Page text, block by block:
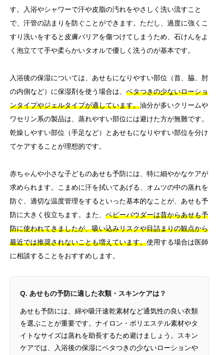
す。入浴やシャワーで汗や皮脂の汚れをやさしく洗い流すこと
で、汗管の詰まりを防ぐことができます。ただし、過度に強くこ
すり洗いをすると皮膚バリアを傷つけてしまうため、石けんをよ
く泡立てて手や柔らかいタオルで優しく洗うのが基本です。
入浴後の保湿については、あせもになりやすい部位（首、脇、肘
の内側など）に保湿剤を使う場合は、 ベタつきの少ないローショ
ンタイプやジェルタイプが適しています。油分が多いクリームや
ワセリン系の製品は、蒸れやすい部位には避けた方が無難です。
乾燥しやすい部位（手足など）とあせもになりやすい部位を分け
てケアすることが理想的です。
赤ちゃんや小さな子どものあせも予防には、特に細やかなケアが
求められます。こまめに汗を拭いてあげる、オムツの中の蒸れを
防ぐ、適切な温度管理をするといった基本的なことが、あせも予
防に大きく役立ちます。また、 ベビーパウダーは昔からあせも予
防に使われてきましたが、吸い込みリスクや目詰まりの観点から
最近では推奨されないことも増えています。使用する場合は医師
に相談することをおすすめします。
Q. あせもの予防に適した衣類・スキンケアは？
あせも予防には、綿や吸汗速乾素材など通気性の良い衣類
を選ぶことが重要です。ナイロン・ポリエステル素材やタ
イトなサイズは蒸れを助長するため避けましょう。スキン
ケアでは、入浴後の保湿にベタつきの少ないローションや